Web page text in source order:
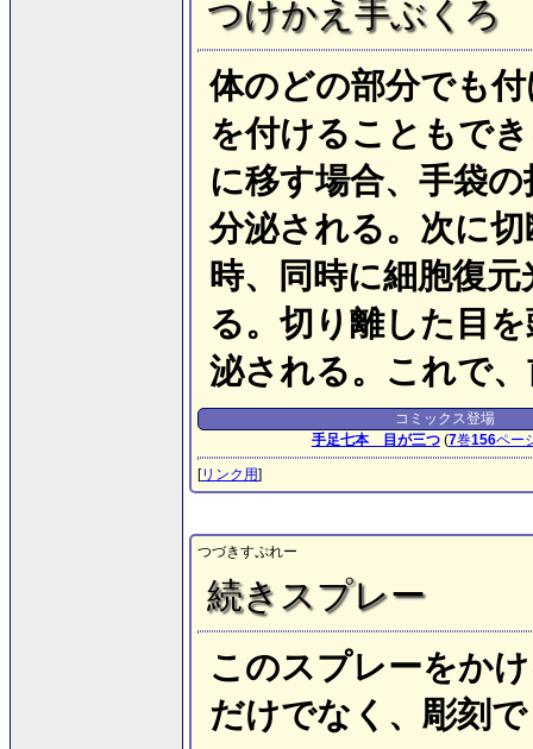
つけかえ手ぶくろ
体のどの部分でも
を付けることもで
に移す場合、手袋
分泌される。次に
時、同時に細胞復
る。切り離した目
泌される。これで
コミックス登場
手足七本 目が三つ(7巻156ペー
[リンク用]
つづきすぷれー
続きスプレー
このスプレーをか
だけでなく、彫刻